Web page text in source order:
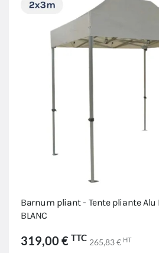
Barnum pliant - Tente pliante Alu
BLANC
319,00 € TTC 265,83 € HT